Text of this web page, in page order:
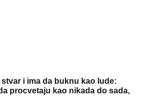
i ima da buknu kao lude:
procvetaju kao nikada do sada,